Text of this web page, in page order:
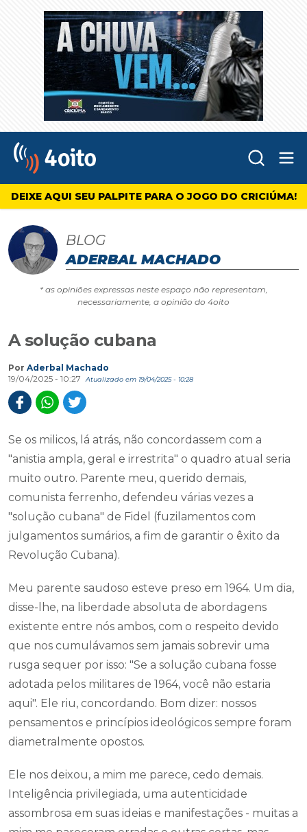
4oito
DEIXE AQUI SEU PALPITE PARA O JOGO DO CRICIÚMA!
BLOG
ADERBAL MACHADO
* as opiniões expressas neste espaço não representam,
necessariamente, a opinião do 4oito
A solução cubana
Por Aderbal Machado
19/04/2025 - 10:27
Atualizado em 19/04/2025 - 10:28
Se os milicos, lá atrás, não concordassem com a
"anistia ampla, geral e irrestrita" o quadro atual seria
muito outro. Parente meu, querido demais,
comunista ferrenho, defendeu várias vezes a
"solução cubana" de Fidel (fuzilamentos com
julgamentos sumários, a fim de garantir o êxito da
Revolução Cubana).
Meu parente saudoso esteve preso em 1964. Um dia,
disse-lhe, na liberdade absoluta de abordagens
existente entre nós ambos, com o respeito devido
que nos cumulávamos sem jamais sobrevir uma
rusga sequer por isso: "Se a solução cubana fosse
adotada pelos militares de 1964, você não estaria
aqui". Ele riu, concordando. Bom dizer: nossos
pensamentos e princípios ideológicos sempre foram
diametralmente opostos.
Ele nos deixou, a mim me parece, cedo demais.
Inteligência privilegiada, uma autenticidade
assombrosa em suas ideias e manifestações - muitas a